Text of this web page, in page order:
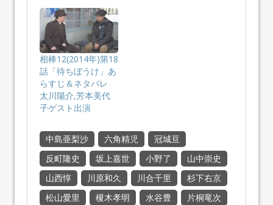
相棒12(2014年)第18
話「待ちぼうけ」あ
らすじ＆ネタバレ
太川陽介,芳本美代
子ゲスト出演
中島亜梨沙 六角精児
冠城亘
反町隆史
坂上嘉世 小野了
山中崇史
山西惇
川原和久 川合千里
杉下右京
松山愛里
榎木孝明 水谷豊 片桐竜次